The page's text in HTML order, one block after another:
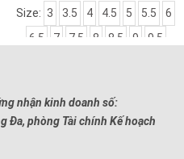
Size: 3 3.5 4 4.5 5 5.5
6
6.5
7 7.5 8 8.5 9 9.5
nhận kinh doanh số:
Đa, phòng Tài chính Kế hoạch